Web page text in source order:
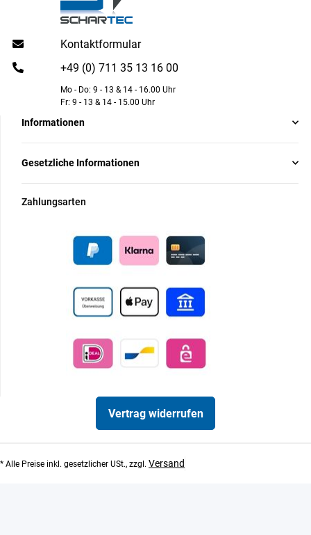
Kontaktformular
+49 (0) 711 35 13 16 00
Mo - Do: 9 - 13 & 14 - 16.00 Uhr
Fr: 9 - 13 & 14 - 15.00 Uhr
Informationen
Gesetzliche Informationen
Zahlungsarten
Vertrag widerrufen
* Alle Preise inkl. gesetzlicher USt., zzgl. Versand